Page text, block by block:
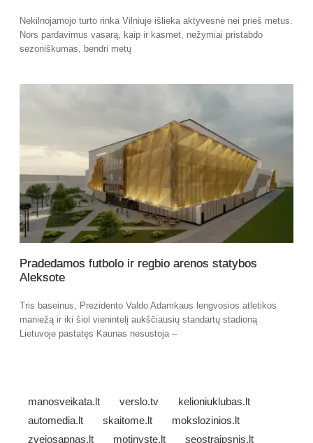
Nekilnojamojo turto rinka Vilniuje išlieka aktyvesnė nei prieš metus.
Nors pardavimus vasarą, kaip ir kasmet, nežymiai pristabdo
sezoniškumas, bendri metų
Pradedamos futbolo ir regbio arenos statybos
Aleksote
Tris baseinus, Prezidento Valdo Adamkaus lengvosios atletikos
maniežą ir iki šiol vienintelį aukščiausių standartų stadioną
Lietuvoje pastatęs Kaunas nesustoja –
manosveikata.lt verslo.tv
kelioniuklubas.lt
automedia.lt
skaitome.lt
mokslozinios.lt
zvejosapnas.lt
motinyste.lt seostraipsnis.lt